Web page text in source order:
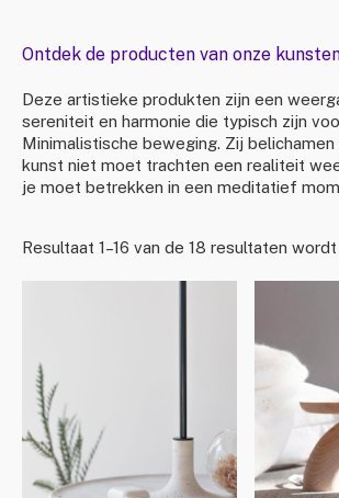
Ontdek de producten van onze
Deze artistieke produkten zijn een
sereniteit en harmonie die typisch zijn
Minimalistische beweging. Zij
kunst niet moet trachten een realiteit
je moet betrekken in een meditatief
Resultaat 1–16 van de 18 resultaten